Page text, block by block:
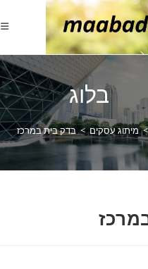
בלוג
> מיתוג עסקים > בדק בית במרכז